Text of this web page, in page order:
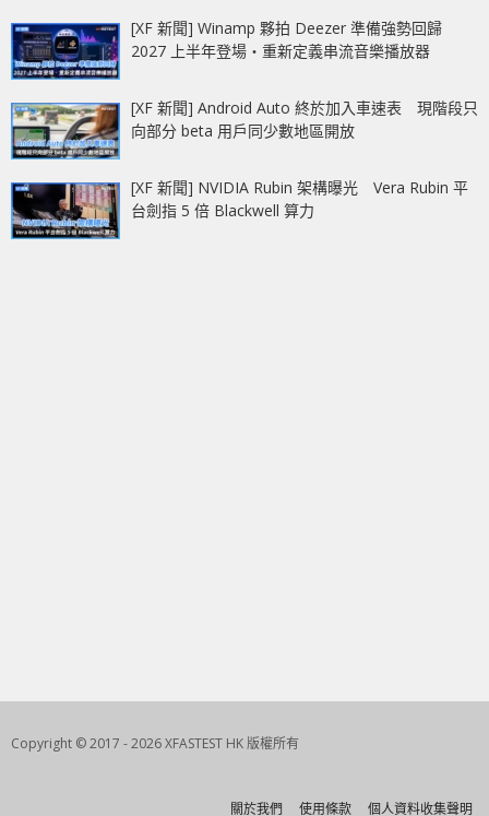
[XF 新聞] Winamp 夥拍 Deezer 準備強勢回歸
2027 上半年登場‧重新定義串流音樂播放器
[XF 新聞] Android Auto 終於加入車速表 現階段只
向部分 beta 用戶同少數地區開放
[XF 新聞] NVIDIA Rubin 架構曝光 Vera Rubin 平
台劍指 5 倍 Blackwell 算力
Copyright © 2017 - 2026 XFASTEST HK 版權所有
關於我們 使用條款 個人資料收集聲明